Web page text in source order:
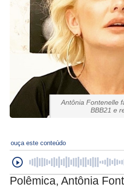
Antônia Fontenelle
BBB21 e
ouça este conteúdo
Polêmica, Antônia